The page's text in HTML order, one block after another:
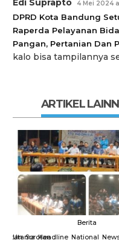
Edi Suprapto
4 Mei 2024
DPRD Kota Bandung
Raperda Pelayanan
Pangan, Pertanian Dan
kalo bisa tampilannya
ARTIKEL
Sorotan Sorotan
Berita
Utama Headline National